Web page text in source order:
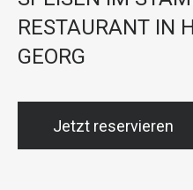
RESTAURANT IN
GEORG
Jetzt reservieren